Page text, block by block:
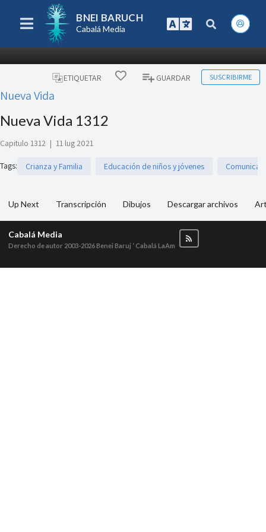
BNEI BARUCH
Cabalá Media
ETIQUETAR GUARDAR SUSCRIBIRME
Nueva Vida
Nueva Vida 1312
Capitulo 1312 | 11 lug 2021
Tags: Crianza y Familia Educación de niños y jóvenes
Up Next Transcripción Dibujos Descargar archivos
Cabalá Media
Derecho de autor 2003-2026Benei Baruj ‘ Cabalá LaAm